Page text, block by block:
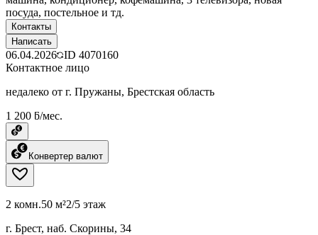
посуда, постельное и тд.
Контакты
Написать
06.04.2026 ID 4070160
Контактное лицо
недалеко от г. Пружаны, Брестская область
1 200 ƃ/мес.
Конвертер валют
2 комн.50 м²2/5 этаж
г. Брест, наб. Скорины, 34